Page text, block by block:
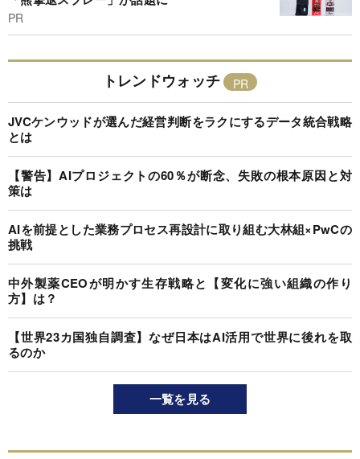
PR
トレンドウォッチ
JVCケンウッドが選んだ経営判断をラクにするデータ統合戦略
とは
【警告】AIプロジェクトの60％が断念、失敗の根本原因と対
策は
AIを前提とした業務プロセス再設計に取り組む大林組×PwCの
挑戦
中外製薬CEOが明かす生存戦略と【変化に強い組織の作り
方】は？
【世界23カ国独自調査】なぜ日本はAI活用で世界に後れを取
るのか
一覧を見る